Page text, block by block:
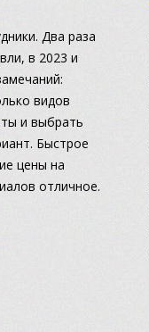
Два раза
в 2023 и
видов
и выбрать
Быстрое
цены на
отличное.